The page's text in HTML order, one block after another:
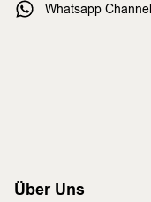
Whatsapp Channel
Über Uns